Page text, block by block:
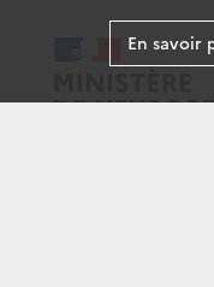
En savoir